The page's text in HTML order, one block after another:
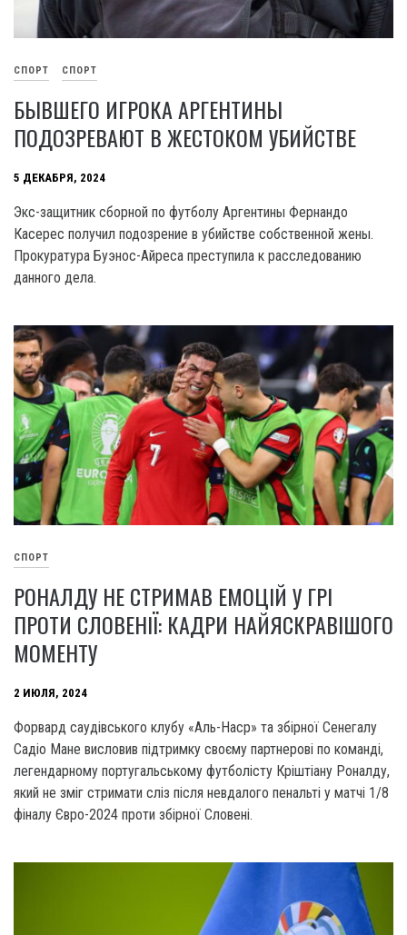
СПОРТ СПОРТ
БЫВШЕГО ИГРОКА АРГЕНТИНЫ
ПОДОЗРЕВАЮТ В ЖЕСТОКОМ УБИЙСТВЕ
5 ДЕКАБРЯ, 2024
Экс-защитник сборной по футболу Аргентины Фернандо
Касерес получил подозрение в убийстве собственной жены.
Прокуратура Буэнос-Айреса преступила к расследованию
данного дела.
СПОРТ
РОНАЛДУ НЕ СТРИМАВ ЕМОЦІЙ У ГРІ
ПРОТИ СЛОВЕНІЇ: КАДРИ НАЙЯСКРАВІШОГО
МОМЕНТУ
2 ИЮЛЯ, 2024
Форвард саудівського клубу «Аль-Наср» та збірної Сенегалу
Садіо Мане висловив підтримку своєму партнерові по команді,
легендарному португальському футболісту Кріштіану Роналду,
який не зміг стримати сліз після невдалого пенальті у матчі 1/8
фіналу Євро-2024 проти збірної Словені.